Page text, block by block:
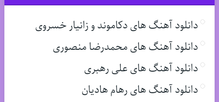
دانلود آهنگ های دکاموند و زانیار خسروی
دانلود آهنگ های محمدرضا منصوری
دانلود آهنگ های علی رهبری
دانلود آهنگ های رهام هادیان